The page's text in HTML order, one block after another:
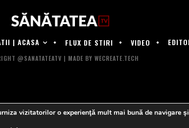
| ACASA FLUX DE STIRI VIDEO
@SANATATEATV | MADE BY WECREATE.TECH
vizitatorilor o experienţă mult mai bună de navigare